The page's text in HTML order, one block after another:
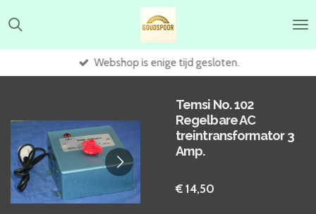
direct
hoofdinhoud
Webshop is enige tijd gesloten.
Temsi No. 102
Regelbare AC
treintransformator 3
Amp.
€ 14,50